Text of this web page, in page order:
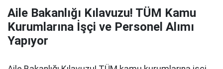
Aile Bakanlığı Kılavuzu! TÜM Kamu
Kurumlarına İşçi ve Personel Alımı
Yapıyor